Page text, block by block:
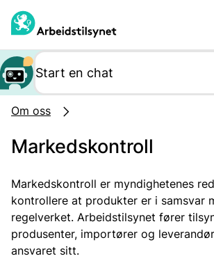
hovedinnhold
Om oss
Markedskontroll
Markedskontroll er myndighetenes
kontrollere at produkter er i samsvar
regelverket. Arbeidstilsynet fører
produsenter, importører og
ansvaret sitt.